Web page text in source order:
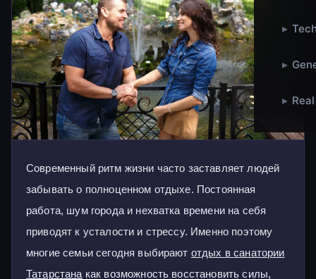
▸
▸
▸
Современный ритм жизни часто заставляет людей
забывать о полноценном отдыхе. Постоянная
работа, шум города и нехватка времени на себя
приводят к усталости и стрессу. Именно поэтому
многие семьи сегодня выбирают отдых в санатории
Татарстана как возможность восстановить силы,